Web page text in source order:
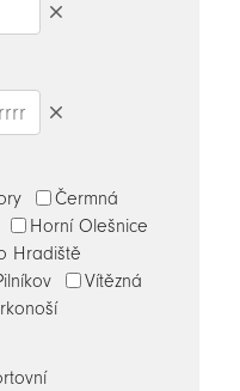
Čermná
Horní Olešnice
Hradiště
Vítězná